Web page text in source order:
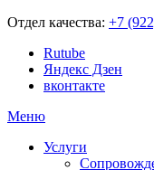
Отдел качества: +7
Rutube
Яндекс Дзен
вконтакте
Меню
Услуги